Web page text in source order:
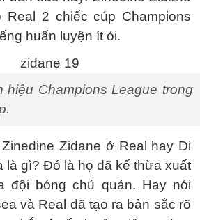
2 chiếc cúp Champions
huấn luyện ít ỏi.
hiệu Champions League trong
Zidane ở Real hay Di
là gì? Đó là họ đã kế thừa xuất
đội bóng chủ quản. Hay nói
và Real đã tạo ra bản sắc rõ